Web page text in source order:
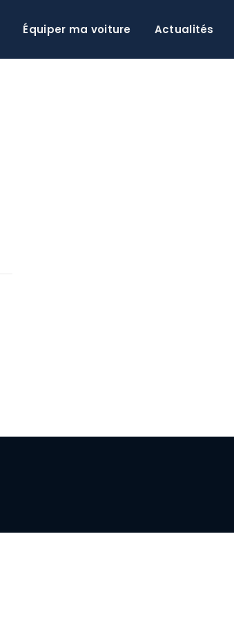
Équiper ma voiture Actualités